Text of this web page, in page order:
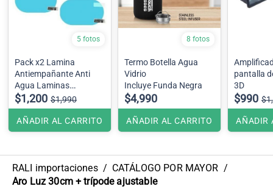
5 fotos
Pack x2 Lamina
Antiempañante Anti
Agua Laminas
Ovaladas ,Espejo
Retrovisor
$1,200 $1,990
AÑADIR AL CARRITO
8 fotos
Termo Botella Agua
Vidrio
Incluye Funda Negra
$4,990
AÑADIR AL CARRITO
pantalla
3D
$990
AÑADIR
RALI importaciones / CATÁLOGO POR MAYOR /
Aro Luz 30cm + trípode ajustable